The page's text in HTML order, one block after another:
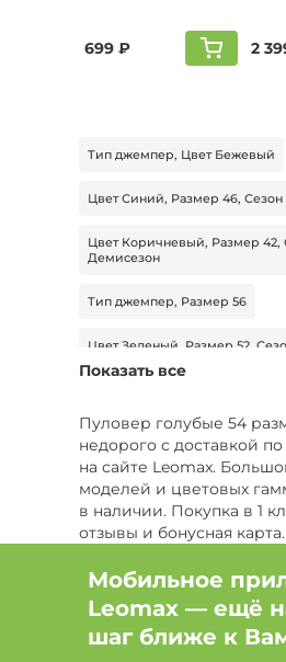
699 ₽ 2
Тип джемпер, Цвет Бежевый
Цвет Синий, Размер 46,
Цвет Коричневый, Размер 42,
Демисезон
Тип джемпер, Размер 56
Цвет Зеленый, Размер 52,
Цвет Розовый, Размер 46,
Тип свитер, Размер 42, Сезон
Цвет Синий, Сезон Лето
Тип лонгслив , Цвет Зеленый
Цвет Бордовый, Размер 54,
Показать все
Пуловер голубые 54
недорого с доставкой
на сайте Leomax.
моделей и цветовых
в наличии. Покупка в 1
отзывы и бонусная карта.
Мобильное
Leomax — ещё
шаг ближе к